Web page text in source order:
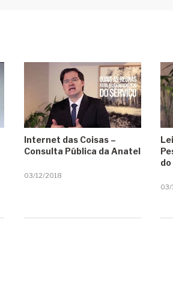
Internet das Coisas –
Consulta Pública da Anatel
03/12/2018
03/